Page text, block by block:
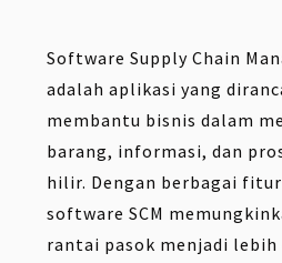
Software Supply Chain
adalah aplikasi yang
membantu bisnis dalam
barang, informasi, dan
hilir. Dengan berbagai
software SCM
rantai pasok menjadi lebih